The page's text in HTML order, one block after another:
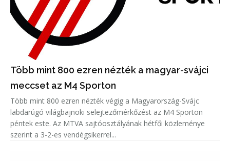
Több mint 800 ezren nézték a magyar-svájci
meccset az M4 Sporton
Több mint 800 ezren nézték végig a Magyarország-Svájc
labdarúgó világbajnoki selejtezőmérkőzést az M4 Sporton
péntek este. Az MTVA sajtóosztályának hétfői közleménye
szerint a 3-2-es vendégsikerrel...